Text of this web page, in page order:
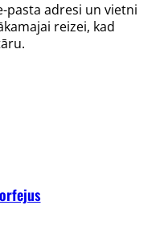
pasta adresi un vietni
reizei, kad